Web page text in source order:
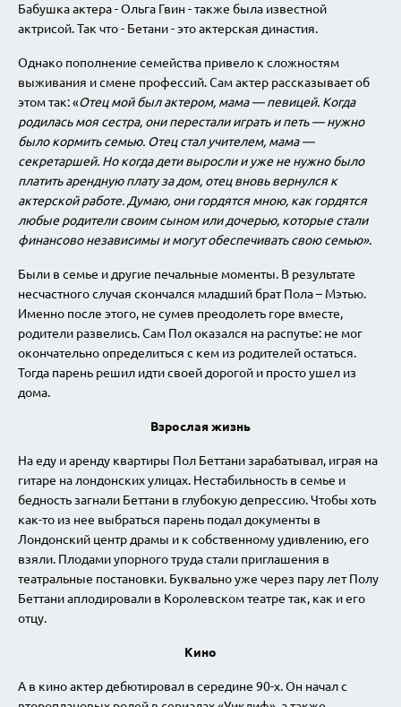
Бабушка актера - Ольга Гвин - также была известной
актрисой. Так что - Бетани - это актерская династия.
Однако пополнение семейства привело к сложностям
выживания и смене профессий. Сам актер рассказывает об
этом так: «Отец мой был актером, мама — певицей. Когда
родилась моя сестра, они перестали играть и петь — нужно
было кормить семью. Отец стал учителем, мама —
секретаршей. Но когда дети выросли и уже не нужно было
платить арендную плату за дом, отец вновь вернулся к
актерской работе. Думаю, они гордятся мною, как гордятся
любые родители своим сыном или дочерью, которые стали
финансово независимы и могут обеспечивать свою семью».
Были в семье и другие печальные моменты. В результате
несчастного случая скончался младший брат Пола – Мэтью.
Именно после этого, не сумев преодолеть горе вместе,
родители развелись. Сам Пол оказался на распутье: не мог
окончательно определиться с кем из родителей остаться.
Тогда парень решил идти своей дорогой и просто ушел из
дома.
Взрослая жизнь
На еду и аренду квартиры Пол Беттани зарабатывал, играя на
гитаре на лондонских улицах. Нестабильность в семье и
бедность загнали Беттани в глубокую депрессию. Чтобы хоть
как-то из нее выбраться парень подал документы в
Лондонский центр драмы и к собственному удивлению, его
взяли. Плодами упорного труда стали приглашения в
театральные постановки. Буквально уже через пару лет Полу
Беттани аплодировали в Королевском театре так, как и его
отцу.
Кино
А в кино актер дебютировал в середине 90-х. Он начал с